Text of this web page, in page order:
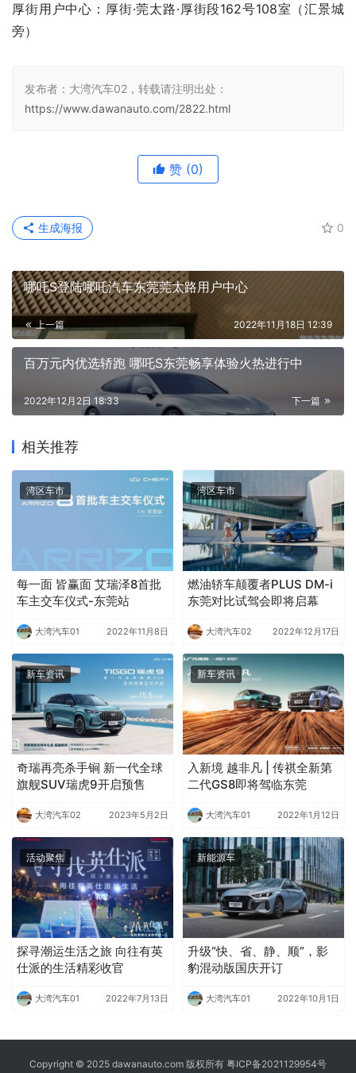
厚街用户中心：厚街·莞太路·厚街段162号108室（汇景城
旁）
发布者：大湾汽车02，转载请注明出处：
https://www.dawanauto.com/2822.html
赞 (0)
0
生成海报
哪吒S登陆哪吒汽车东莞莞太路用户中心
上一篇 2022年11月18日 12:39
百万元内优选轿跑 哪吒S东莞畅享体验火热进行中
下一篇
2022年12月2日 18:33
相关推荐
湾区车市
每一面 皆赢面 艾瑞泽8首批
车主交车仪式-东莞站
大湾汽车01 2022年11月8日
湾区车市
燃油轿车颠覆者PLUS DM-i
东莞对比试驾会即将启幕
大湾汽车02 2022年12月17日
新车资讯
奇瑞再亮杀手锏 新一代全球
旗舰SUV瑞虎9开启预售
大湾汽车02 2023年5月2日
新车资讯
入新境 越非凡 | 传祺全新第
二代GS8即将驾临东莞
大湾汽车01 2022年1月12日
活动聚焦
探寻潮运生活之旅 向往有英
仕派的生活精彩收官
大湾汽车01 2022年7月13日
新能源车
升级“快、省、静、顺”，影
豹混动版国庆开订
大湾汽车01 2022年10月1日
Copyright © 2025 dawanauto.com 版权所有 粤ICP备2021129954号